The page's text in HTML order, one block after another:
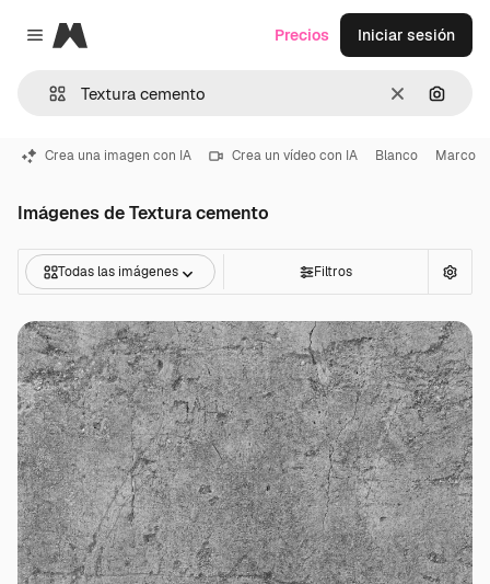
Close menu
Magnific
Borrar
Precios Iniciar sesión
Crea una imagen con IA Crea un vídeo con IA Blanco Marco
Imágenes de Textura cemento
Todas las imágenes Filtros